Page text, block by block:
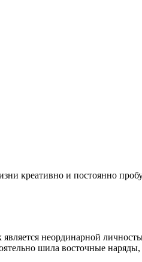
креативно и постоянно
неординарной
шила восточные